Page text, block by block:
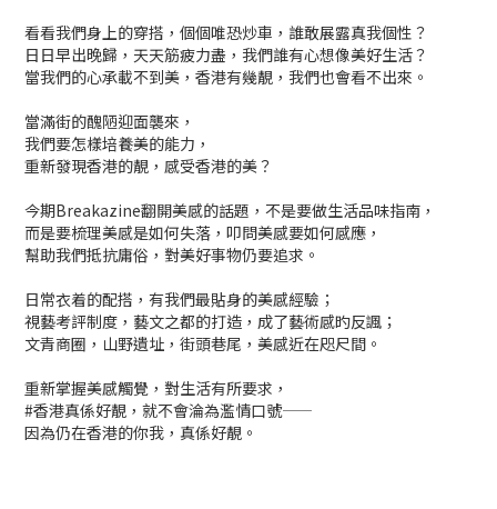
看看我們身上的穿搭，個個唯恐炒車，誰敢展露真我個性？
日日早出晚歸，天天筋疲力盡，我們誰有心想像美好生活？
當我們的心承載不到美，香港有幾靚，我們也會看不出來。
當滿街的醜陋迎面襲來，
我們要怎樣培養美的能力，
重新發現香港的靚，感受香港的美？
今期Breakazine翻開美感的話題，不是要做生活品味指南，
而是要梳理美感是如何失落，叩問美感要如何感應，
幫助我們抵抗庸俗，對美好事物仍要追求。
日常衣着的配搭，有我們最貼身的美感經驗；
視藝考評制度，藝文之都的打造，成了藝術感旳反諷；
文青商圈，山野遺址，街頭巷尾，美感近在咫尺間。
重新掌握美感觸覺，對生活有所要求，
#香港真係好靚，就不會淪為濫情口號——
因為仍在香港的你我，真係好靚。